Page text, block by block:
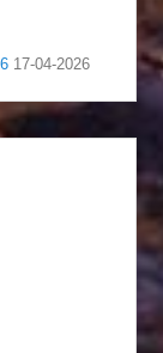
17-04-2026